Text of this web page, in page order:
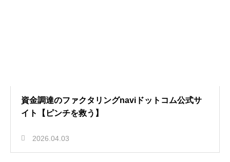
資金調達のファクタリングnaviドットコム公式サ
イト【ピンチを救う】
2026.04.03